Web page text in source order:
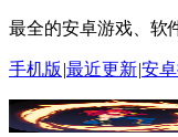
最全的安卓游戏、软
手机版 |最近更新|安